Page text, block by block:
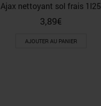
Ajax nettoyant sol frais 1l25
3,89€
AJOUTER AU PANIER